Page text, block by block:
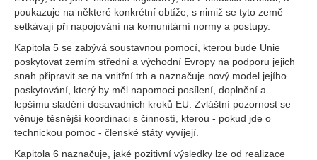
poukazuje na některé konkrétní obtíže, s nimiž se tyto země
setkávají při napojování na komunitární normy a postupy.
Kapitola 5 se zabývá soustavnou pomocí, kterou bude Unie
poskytovat zemím střední a východní Evropy na podporu jejich
snah připravit se na vnitřní trh a naznačuje nový model jejího
poskytování, který by měl napomoci posílení, doplnění a
lepšímu sladění dosavadních kroků EU. Zvláštní pozornost se
věnuje těsnější koordinaci s činností, kterou - pokud jde o
technickou pomoc - členské státy vyvíjejí.
Kapitola 6 naznačuje, jaké pozitivní výsledky lze od realizace